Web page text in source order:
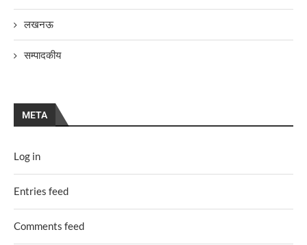
लखनऊ
सम्पादकीय
META
Log in
Entries feed
Comments feed